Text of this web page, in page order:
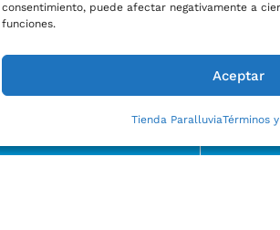
consentimiento, puede afectar negativamente a
funciones.
Aceptar
Tienda ParalluviaTérminos